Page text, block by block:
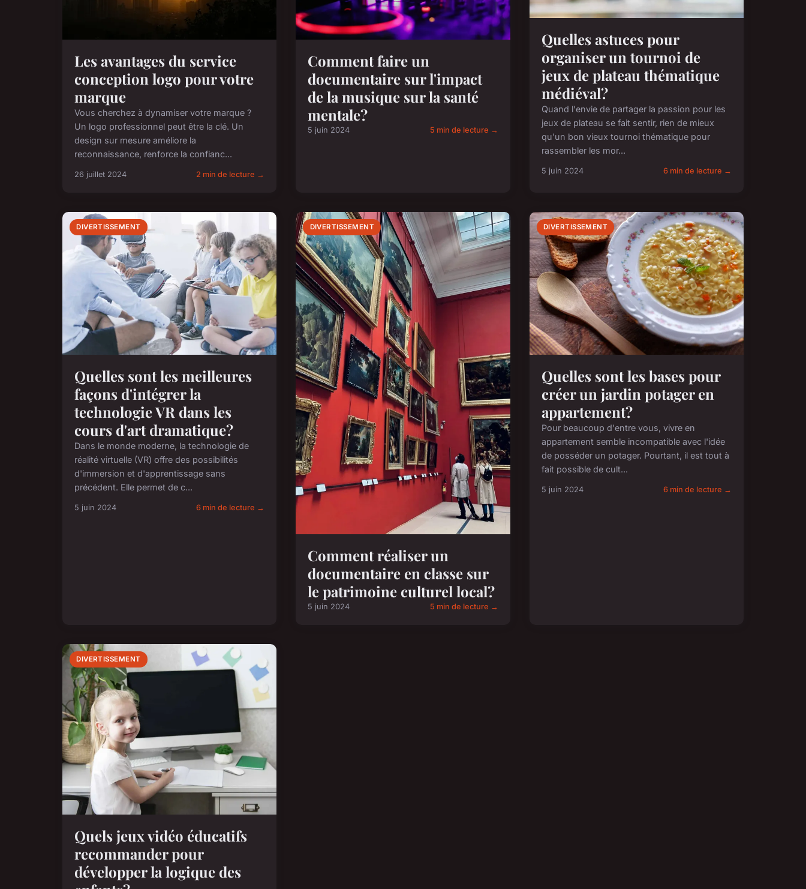
Les avantages du service
conception logo pour votre
marque
Vous cherchez à dynamiser votre marque ?
Un logo professionnel peut être la clé. Un
design sur mesure améliore la
reconnaissance, renforce la confianc...
26 juillet 2024 2 min de lecture →
Comment faire un
documentaire sur l'impact
de la musique sur la santé
mentale?
5 juin 2024 5 min de lecture →
Quelles astuces pour
organiser un tournoi de
jeux de plateau thématique
médiéval?
Quand l'envie de partager la passion pour les
jeux de plateau se fait sentir, rien de mieux
qu'un bon vieux tournoi thématique pour
rassembler les mor...
5 juin 2024 6 min de lecture →
DIVERTISSEMENT
Quelles sont les meilleures
façons d'intégrer la
technologie VR dans les
cours d'art dramatique?
Dans le monde moderne, la technologie de
réalité virtuelle (VR) offre des possibilités
d'immersion et d'apprentissage sans
précédent. Elle permet de c...
5 juin 2024 6 min de lecture →
DIVERTISSEMENT
Comment réaliser un
documentaire en classe sur
le patrimoine culturel local?
5 juin 2024 5 min de lecture →
DIVERTISSEMENT
Quelles sont les bases pour
créer un jardin potager en
appartement?
Pour beaucoup d'entre vous, vivre en
appartement semble incompatible avec l'idée
de posséder un potager. Pourtant, il est tout à
fait possible de cult...
5 juin 2024 6 min de lecture →
DIVERTISSEMENT
Quels jeux vidéo éducatifs
recommander pour
développer la logique des